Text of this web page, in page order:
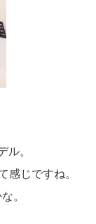
ル。
感じですね。
。